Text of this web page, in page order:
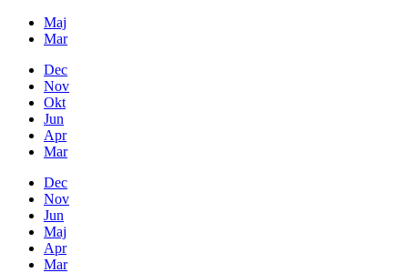
Maj
Mar
Dec
Nov
Okt
Jun
Apr
Mar
Dec
Nov
Jun
Maj
Apr
Mar